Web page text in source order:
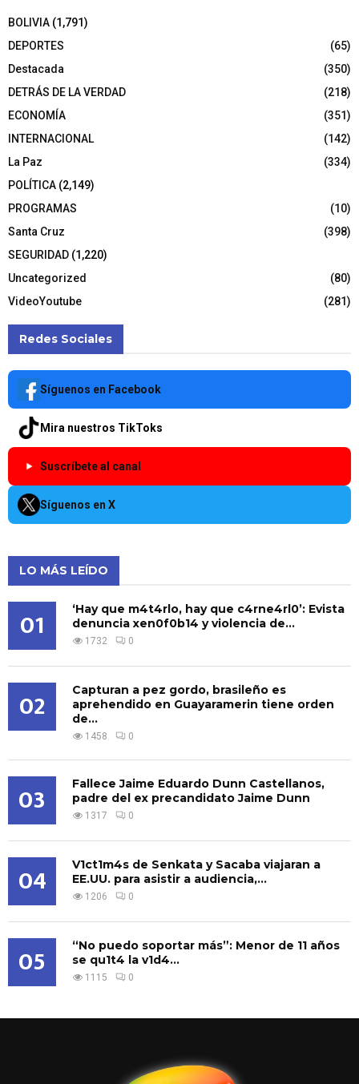
BOLIVIA (1,791)
DEPORTES
(65)
Destacada
(350)
DETRÁS DE LA VERDAD
(218)
ECONOMÍA
(351)
INTERNACIONAL
(142)
La Paz
(334)
POLÍTICA (2,149)
PROGRAMAS
(10)
Santa Cruz
(398)
SEGURIDAD (1,220)
Uncategorized
(80)
VideoYoutube
(281)
Redes Sociales
Síguenos en Facebook
Mira nuestros TikToks
Suscríbete al canal
Síguenos en X
LO MÁS LEÍDO
01
‘Hay que m4t4rlo, hay que c4rne4rl0’: Evista
denuncia xen0f0b14 y violencia de...
1732 0
02
Capturan a pez gordo, brasileño es
aprehendido en Guayaramerin tiene orden
de...
1458 0
03
Fallece Jaime Eduardo Dunn Castellanos,
padre del ex precandidato Jaime Dunn
1317 0
04
V1ct1m4s de Senkata y Sacaba viajaran a
EE.UU. para asistir a audiencia,...
1206 0
05
“No puedo soportar más”: Menor de 11 años
se qu1t4 la v1d4...
1115 0